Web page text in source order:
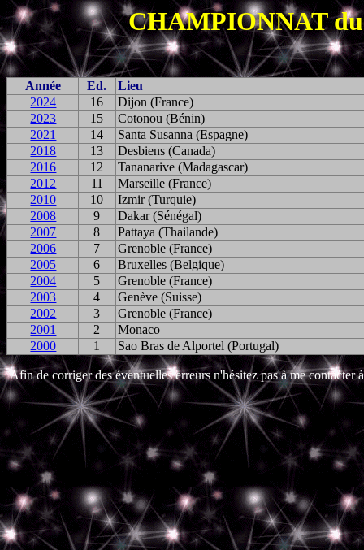
CHAMPIONNAT
Année Ed.
Lieu
2024
16
Dijon (France)
2023
15
Cotonou (Bénin)
2021
14
Santa Susanna (Espagne)
2018
13
Desbiens (Canada)
2016
12
Tananarive (Madagascar)
2012
11
Marseille (France)
2010
10
Izmir (Turquie)
2008
9
Dakar (Sénégal)
2007
8
Pattaya (Thailande)
2006
7
Grenoble (France)
2005
6
Bruxelles (Belgique)
2004
5
Grenoble (France)
2003
4
Genève (Suisse)
2002
3
Grenoble (France)
2001
2
Monaco
2000
1 Sao Bras de Alportel (Portugal)
Afin de corriger des éventuelles erreurs n'hésitez pas à me contacter